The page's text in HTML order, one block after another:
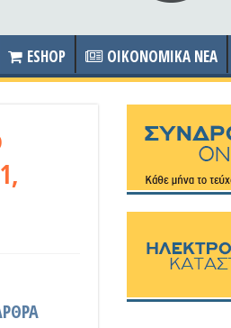
ESHOP OIKONOMIKA NEA